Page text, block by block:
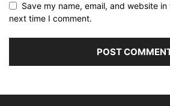
Save my name, email, and website
next time I comment.